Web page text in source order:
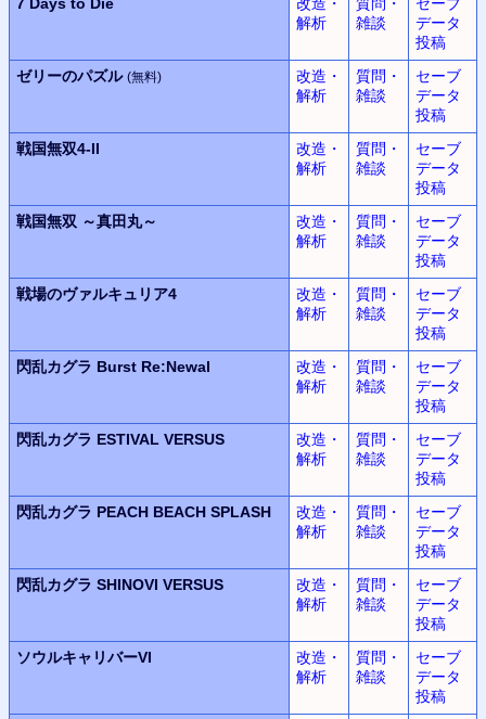
解析
雑談
データ
投稿
ゼリーのパズル (無料)
改造・
解析
質問・
雑談
セーブ
データ
投稿
戦国無双4-II
改造・
解析
質問・
雑談
セーブ
データ
投稿
戦国無双 ～真田丸～
改造・
解析
質問・
雑談
セーブ
データ
投稿
戦場のヴァルキュリア4
改造・
解析
質問・
雑談
セーブ
データ
投稿
閃乱カグラ Burst Re:Newal
改造・
解析
質問・
雑談
セーブ
データ
投稿
閃乱カグラ ESTIVAL VERSUS
改造・
解析
質問・
雑談
セーブ
データ
投稿
閃乱カグラ PEACH BEACH SPLASH
改造・
解析
質問・
雑談
セーブ
データ
投稿
閃乱カグラ SHINOVI VERSUS
改造・
解析
質問・
雑談
セーブ
データ
投稿
ソウルキャリバーVI
改造・
解析
質問・
雑談
セーブ
データ
投稿